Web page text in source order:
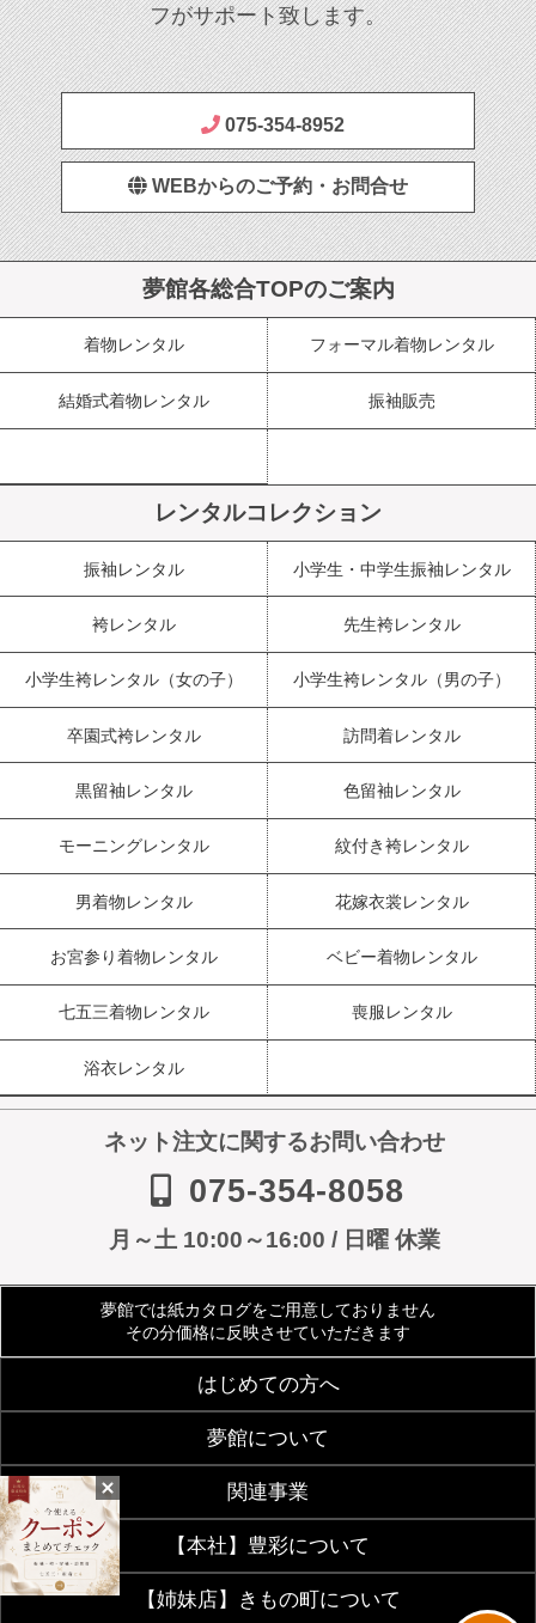
フがサポート致します。
075-354-8952
WEBからのご予約・お問合せ
夢館各総合TOPのご案内
着物レンタル フォーマル着物レンタル
結婚式着物レンタル 振袖販売
レンタルコレクション
振袖レンタル 小学生・中学生振袖レンタル
袴レンタル 先生袴レンタル
小学生袴レンタル（女の子） 小学生袴レンタル（男の子）
卒園式袴レンタル 訪問着レンタル
黒留袖レンタル 色留袖レンタル
モーニングレンタル 紋付き袴レンタル
男着物レンタル 花嫁衣裳レンタル
お宮参り着物レンタル ベビー着物レンタル
七五三着物レンタル 喪服レンタル
浴衣レンタル
ネット注文に関するお問い合わせ
075-354-8058
月～土 10:00～16:00 / 日曜 休業
夢館では紙カタログをご用意しておりません
その分価格に反映させていただきます
はじめての方へ
着物サイズ表
夢館について
会社案内
お客様の声 メディア・雑誌掲載
お問い合わせ
関連事業
【着付・美容】夢館beauty 京都観光着物レンタル
夢館フォトスタジオ 京都烏丸五条観光案内所
【本社】豊彩について
豊彩公式サイト きものクリニック
【姉妹店】きもの町について